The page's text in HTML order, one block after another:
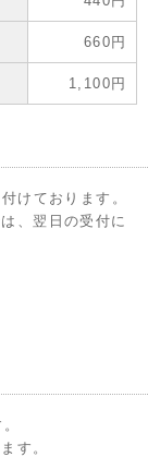
660円
1,100円
けております。
、翌日の受付に
す。